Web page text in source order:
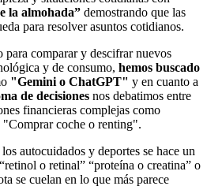
la almohada” demostrando que las
para resolver asuntos cotidianos.
para comparar y descifrar nuevos
y de consumo, hemos buscado
"Gemini o ChatGPT" y en cuanto a
de decisiones nos debatimos entre
financieras complejas como
coche o renting".
autocuidados y deportes se hace un
o retinal” “proteína o creatina” o
se cuelan en lo que más parece